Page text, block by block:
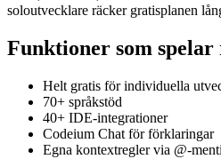
soloutvecklare räcker gratisplanen
Funktioner som spelar
Helt gratis för individuella
70+ språkstöd
40+ IDE-integrationer
Codeium Chat för förklaringar
Egna kontextregler via @-